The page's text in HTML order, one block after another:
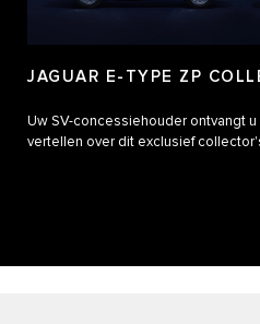
JAGUAR E-TYPE ZP
Uw SV-concessiehouder ontvangt
vertellen over dit exclusief